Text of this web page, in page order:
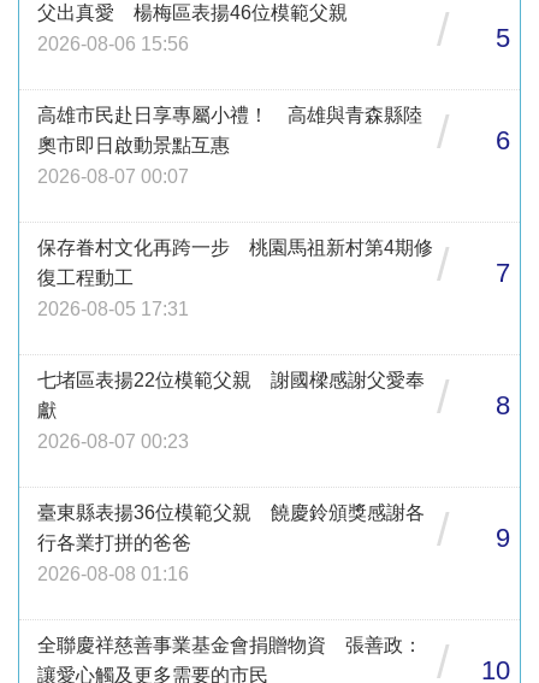
父出真愛 楊梅區表揚46位模範父親
2026-08-06 15:56
/ 5
高雄市民赴日享專屬小禮！ 高雄與青森縣陸
奧市即日啟動景點互惠
2026-08-07 00:07
/ 6
保存眷村文化再跨一步 桃園馬祖新村第4期修
復工程動工
2026-08-05 17:31
/ 7
七堵區表揚22位模範父親 謝國樑感謝父愛奉
獻
2026-08-07 00:23
/ 8
臺東縣表揚36位模範父親 饒慶鈴頒獎感謝各
行各業打拼的爸爸
2026-08-08 01:16
/ 9
全聯慶祥慈善事業基金會捐贈物資 張善政：
讓愛心觸及更多需要的市民
/ 10